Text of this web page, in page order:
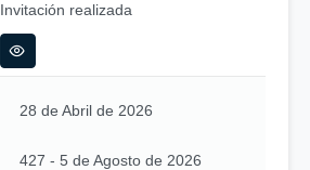
Invitación realizada
28 de Abril de 2026
427 - 5 de Agosto de 2026